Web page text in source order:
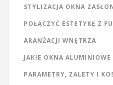
STYLIZACJA OKNA
POŁĄCZYĆ ESTETYKĘ Z
ARANŻACJI WNĘTRZA
JAKIE OKNA ALUMINIOWE
PARAMETRY, ZALETY I